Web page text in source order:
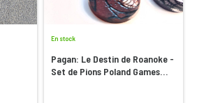
En stock
Pagan: Le Destin de Roanoke -
Set de Pions Poland Games